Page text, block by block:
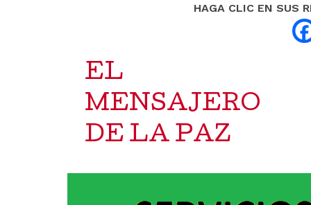
HAGA CLIC EN SUS
EL
MENSAJERO
DE LA PAZ